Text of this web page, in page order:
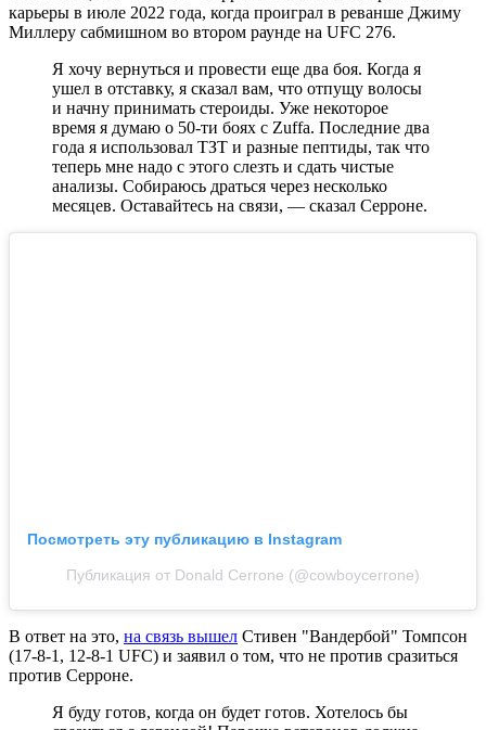
карьеры в июле 2022 года, когда проиграл в реванше Джиму
Миллеру сабмишном во втором раунде на UFC 276.
Я хочу вернуться и провести еще два боя. Когда я
ушел в отставку, я сказал вам, что отпущу волосы
и начну принимать стероиды. Уже некоторое
время я думаю о 50-ти боях с Zuffa. Последние два
года я использовал ТЗТ и разные пептиды, так что
теперь мне надо с этого слезть и сдать чистые
анализы. Собираюсь драться через несколько
месяцев. Оставайтесь на связи, — сказал Серроне.
Посмотреть эту публикацию в Instagram
Публикация от Donald Cerrone (@cowboycerrone)
В ответ на это, на связь вышел Стивен "Вандербой" Томпсон
(17-8-1, 12-8-1 UFC) и заявил о том, что не против сразиться
против Серроне.
Я буду готов, когда он будет готов. Хотелось бы